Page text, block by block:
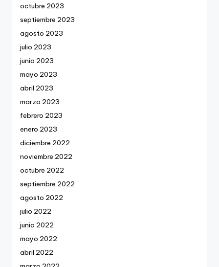
octubre 2023
septiembre 2023
agosto 2023
julio 2023
junio 2023
mayo 2023
abril 2023
marzo 2023
febrero 2023
enero 2023
diciembre 2022
noviembre 2022
octubre 2022
septiembre 2022
agosto 2022
julio 2022
junio 2022
mayo 2022
abril 2022